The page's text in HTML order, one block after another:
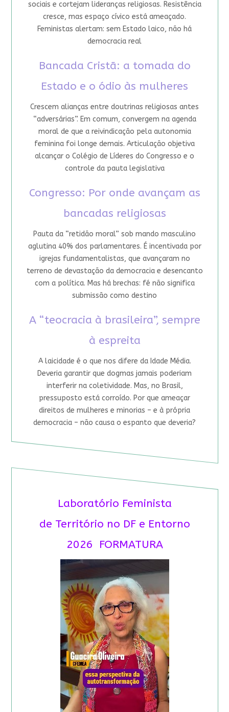
sociais e cortejam lideranças religiosas. Resistência
cresce, mas espaço cívico está ameaçado.
Feministas alertam: sem Estado laico, não há
democracia real
Bancada Cristã: a tomada do
Estado e o ódio às mulheres
Crescem alianças entre doutrinas religiosas antes
“adversárias”. Em comum, convergem na agenda
moral de que a reivindicação pela autonomia
feminina foi longe demais. Articulação objetiva
alcançar o Colégio de Líderes do Congresso e o
controle da pauta legislativa
Congresso: Por onde avançam as
bancadas religiosas
Pauta da “retidão moral” sob mando masculino
aglutina 40% dos parlamentares. É incentivada por
igrejas fundamentalistas, que avançaram no
terreno de devastação da democracia e desencanto
com a política. Mas há brechas: fé não significa
submissão como destino
A “teocracia à brasileira”, sempre
à espreita
A laicidade é o que nos difere da Idade Média.
Deveria garantir que dogmas jamais poderiam
interferir na coletividade. Mas, no Brasil,
pressuposto está corroído. Por que ameaçar
direitos de mulheres e minorias – e à própria
democracia – não causa o espanto que deveria?
Laboratório Feminista
de Território no DF e Entorno
2026 FORMATURA